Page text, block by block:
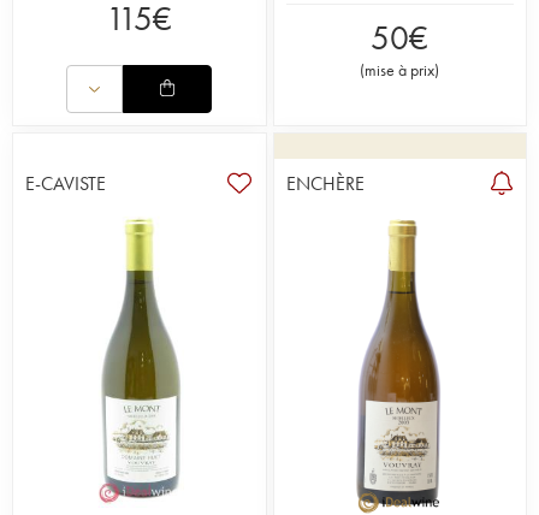
115€ 50€
(mise à prix)
E-CAVISTE ENCHÈRE